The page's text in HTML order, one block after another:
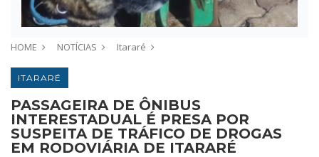
HOME NOTÍCIAS Itararé
ITARARÉ
PASSAGEIRA DE ÔNIBUS
INTERESTADUAL É PRESA POR
SUSPEITA DE TRÁFICO DE DROGAS
EM RODOVIÁRIA DE ITARARÉ